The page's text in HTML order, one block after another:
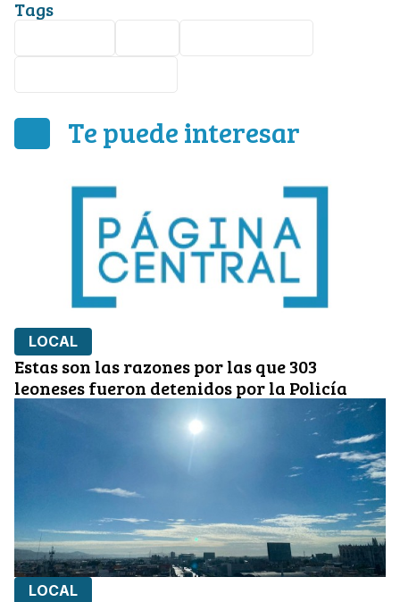
Tags
Te puede interesar
LOCAL
Estas son las razones por las que 303
leoneses fueron detenidos por la Policía
LOCAL